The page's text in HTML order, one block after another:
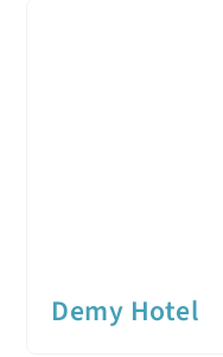
Demy Hotel